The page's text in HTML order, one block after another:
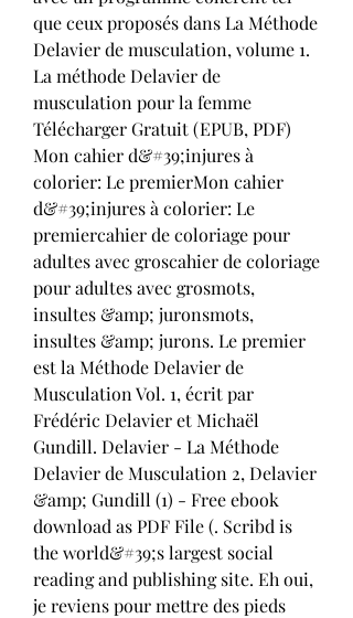
que ceux proposés dans La Méthode
Delavier de musculation, volume 1.
La méthode Delavier de
musculation pour la femme
Télécharger Gratuit (EPUB, PDF)
Mon cahier d&#39;injures à
colorier: Le premierMon cahier
d&#39;injures à colorier: Le
premiercahier de coloriage pour
adultes avec groscahier de coloriage
pour adultes avec grosmots,
insultes &amp; juronsmots,
insultes &amp; jurons. Le premier
est la Méthode Delavier de
Musculation Vol. 1, écrit par
Frédéric Delavier et Michaël
Gundill. Delavier - La Méthode
Delavier de Musculation 2, Delavier
&amp; Gundill (1) - Free ebook
download as PDF File (. Scribd is
the world&#39;s largest social
reading and publishing site. Eh oui,
je reviens pour mettre des pieds